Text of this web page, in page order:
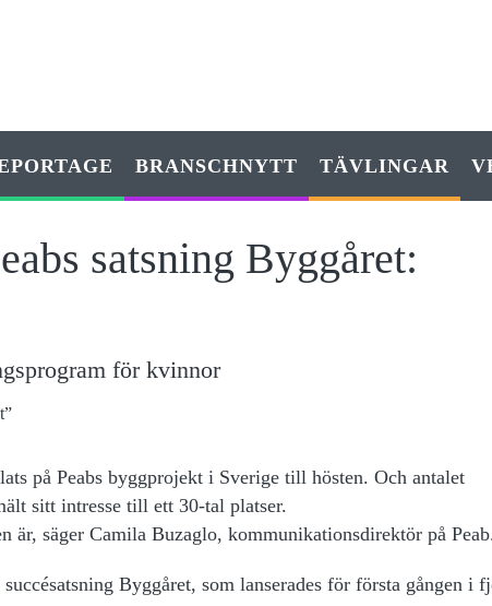
BRANSCHNYTT TÄVLINGAR
satsning Byggåret:
för kvinnor
på Peabs byggprojekt i Sverige till hösten. Och antalet
sitt intresse till ett 30-tal platser.
säger Camila Buzaglo, kommunikationsdirektör på
Byggåret, som lanserades för första gången i